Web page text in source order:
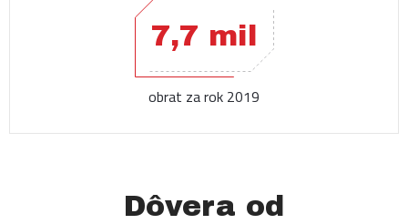
7,7 mil
obrat za rok 2019
Dôvera od